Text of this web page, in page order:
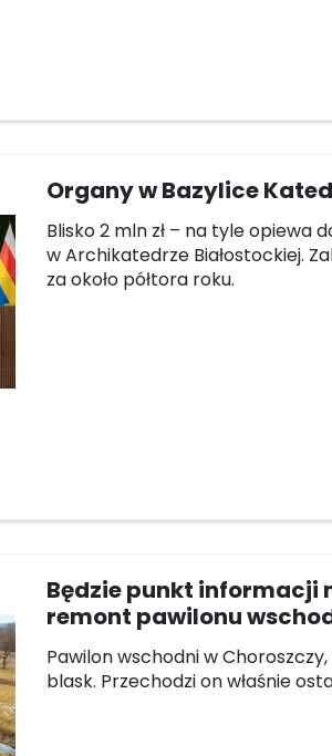
Organy w Bazylice
Blisko 2 mln zł – na tyle
w Archikatedrze Białostockiej.
za około półtora roku.
Będzie punkt informacji
remont pawilonu
Pawilon wschodni w
blask. Przechodzi on właśnie